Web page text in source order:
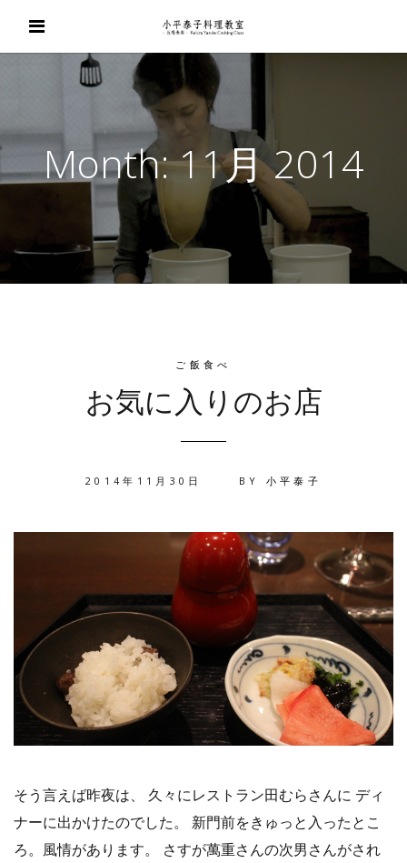
Month:11月 2014
ご飯食べ
お気に入りのお店
2014年11月30日 BY 小平泰子
そう言えば昨夜は、 久々にレストラン田むらさんに ディ
ナーに出かけたのでした。 新門前をきゅっと入ったとこ
ろ。風情があります。 さすが萬重さんの次男さんがされ